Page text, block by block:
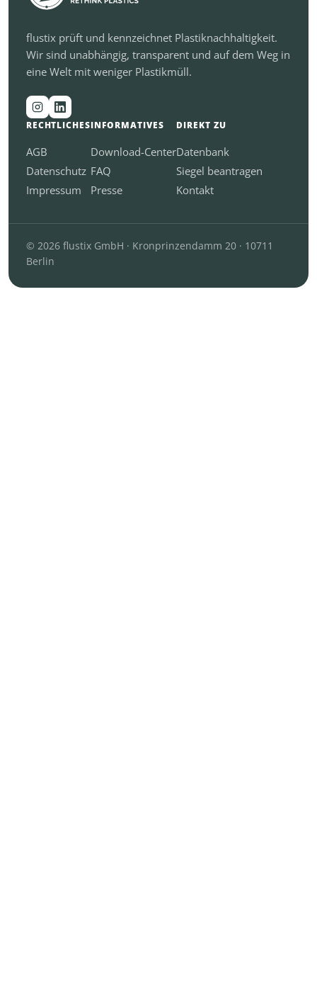
flustix prüft und kennzeichnet Plastiknachhaltigkeit.
Wir sind unabhängig, transparent und auf dem Weg in
eine Welt mit weniger Plastikmüll.
RECHTLICHES
AGB
Datenschutz
Impressum
INFORMATIVES
Download-Center
FAQ
Presse
DIREKT ZU
Datenbank
Siegel beantragen
Kontakt
© 2026 flustix GmbH · Kronprinzendamm 20 · 10711
Berlin